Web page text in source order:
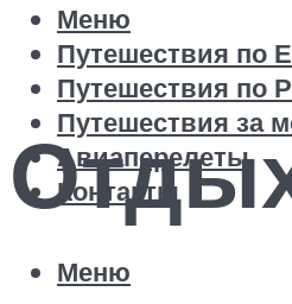
Путешествия по
Путешествия по
Путешествия за
Авиаперелеты
Контакты
Меню
Меню